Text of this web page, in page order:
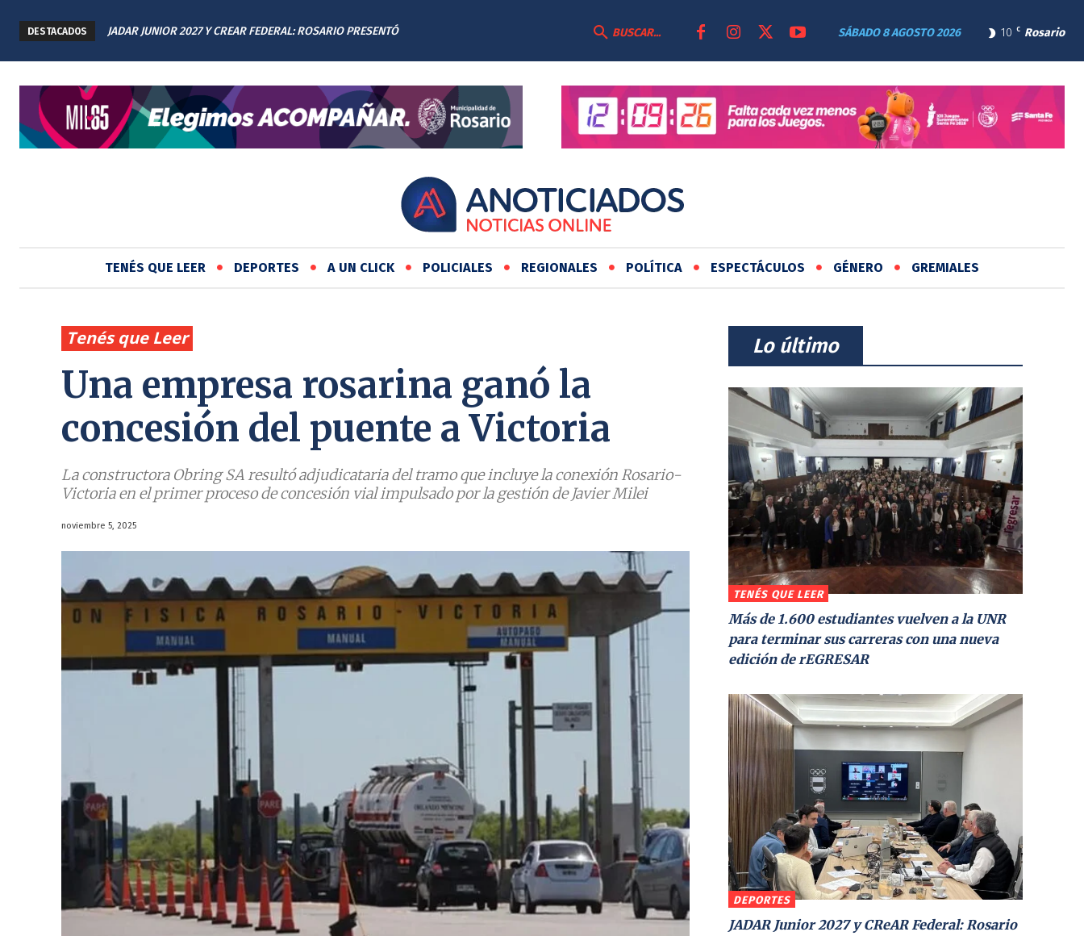
DESTACADOS
JADAR JUNIOR 2027 Y CREAR FEDERAL: ROSARIO PRESENTÓ
10 C Rosario
SÁBADO 8 AGOSTO 2026
BUSCAR...
TENÉS QUE LEER DEPORTES A UN CLICK POLICIALES REGIONALES POLÍTICA ESPECTÁCULOS GÉNERO GREMIALES
Tenés que Leer
Una empresa rosarina ganó la
concesión del puente a Victoria
La constructora Obring SA resultó adjudicataria del tramo que incluye la conexión Rosario-
Victoria en el primer proceso de concesión vial impulsado por la gestión de Javier Milei
noviembre 5, 2025
⠀Lo último⠀
TENÉS QUE LEER
Más de 1.600 estudiantes vuelven a la UNR
para terminar sus carreras con una nueva
edición de rEGRESAR
DEPORTES
JADAR Junior 2027 y CReAR Federal: Rosario